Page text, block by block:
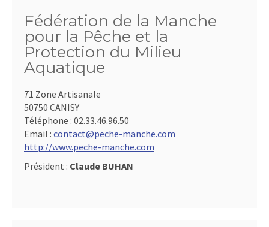
Fédération de la Manche
pour la Pêche et la
Protection du Milieu
Aquatique
71 Zone Artisanale
50750 CANISY
Téléphone : 02.33.46.96.50
Email : contact@peche-manche.com
http://www.peche-manche.com
Président : Claude BUHAN